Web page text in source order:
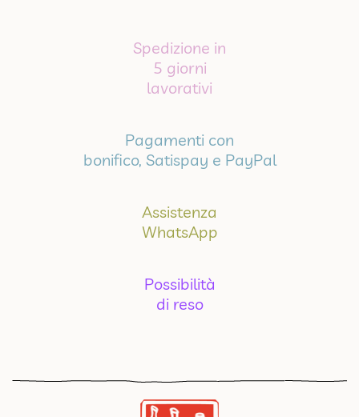
Spedizione in
5 giorni
lavorativi
Pagamenti con
bonifico, Satispay e PayPal
Assistenza
WhatsApp
Possibilità
di reso